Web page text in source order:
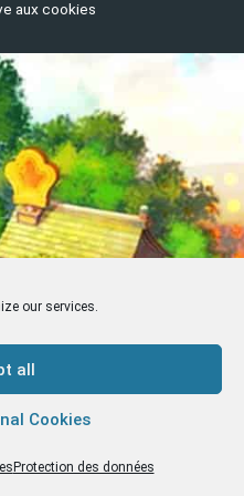
our services.
all
Cookies
Protection des données
aux cookies